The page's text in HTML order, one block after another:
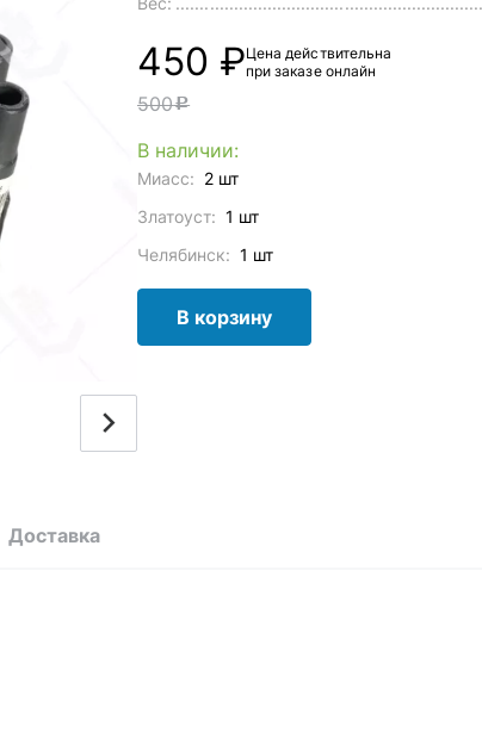
450 ₽Цена действительна
при заказе онлайн
500c
В наличии:
Миасс: 2 шт
Златоуст: 1 шт
Челябинск: 1 шт
В корзину
Доставка